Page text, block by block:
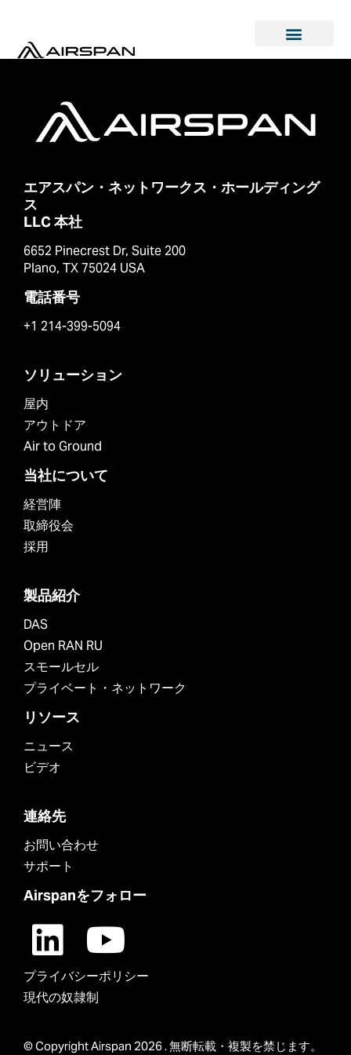
エアスパン・ネットワークス・ホールディング
ス
LLC 本社
6652 Pinecrest Dr, Suite 200
Plano, TX 75024 USA
電話番号
+1 214-399-5094
ソリューション
屋内
アウトドア
Air to Ground
当社について
経営陣
取締役会
採用
製品紹介
DAS
Open RAN RU
スモールセル
プライベート・ネットワーク
リソース
ニュース
ビデオ
連絡先
お問い合わせ
サポート
Airspanをフォロー
プライバシーポリシー
現代の奴隷制
© Copyright Airspan 2026 . 無断転載・複製を禁じます。